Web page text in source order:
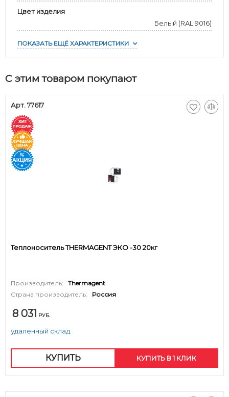
Цвет изделия
Белый (RAL 9016)
ПОКАЗАТЬ ЕЩЁ ХАРАКТЕРИСТИКИ
С этим товаром покупают
Арт. 77617
Теплоноситель THERMAGENT ЭКО -30 20кг
Производитель:
Thermagent
Страна производитель:
Россия
8 031 РУБ.
удаленный склад.
КУПИТЬ КУПИТЬ В 1 КЛИК